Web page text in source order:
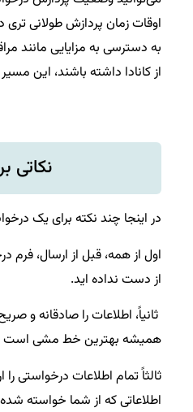
به دسترسی به مزایایی مانند
از کانادا داشته باشند، این
نکاتی
در اینجا چند نکته برای یک
اول از همه، قبل از ارسال،
از دست نداده اید.
ثانیاً، اطلاعات را صادقانه و
همیشه بهترین خط مشی است و
ثالثاً تمام اطلاعات درخواستی
اطلاعاتی که از شما خواسته